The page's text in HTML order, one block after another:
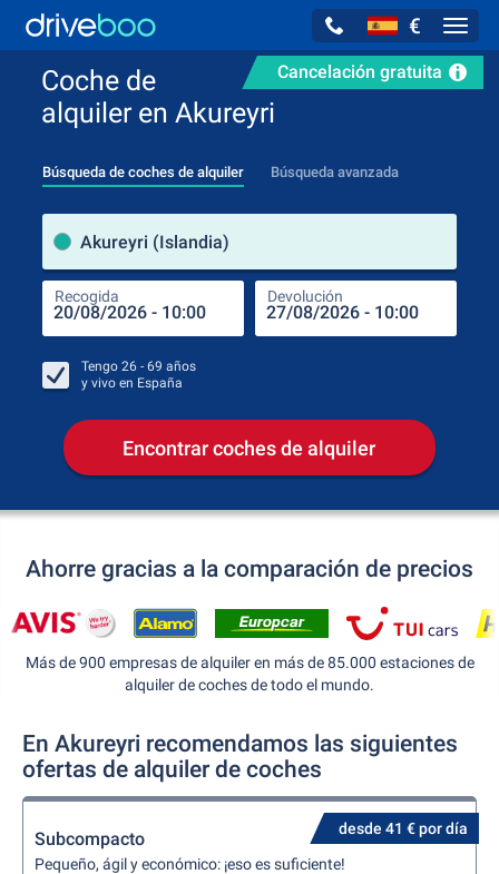
€
Cancelación gratuita
Coche de
alquiler en Akureyri
Búsqueda de coches de alquiler Búsqueda avanzada
Akureyri (Islandia)
Recogida Devolución
Tengo 26 - 69 años
y vivo en España
Encontrar coches de alquiler
Ahorre gracias a la comparación de precios
Más de 900 empresas de alquiler en más de 85.000 estaciones de
alquiler de coches de todo el mundo.
En Akureyri recomendamos las siguientes
ofertas de alquiler de coches
desde 41 € por día
Subcompacto
Pequeño, ágil y económico: ¡eso es suficiente!